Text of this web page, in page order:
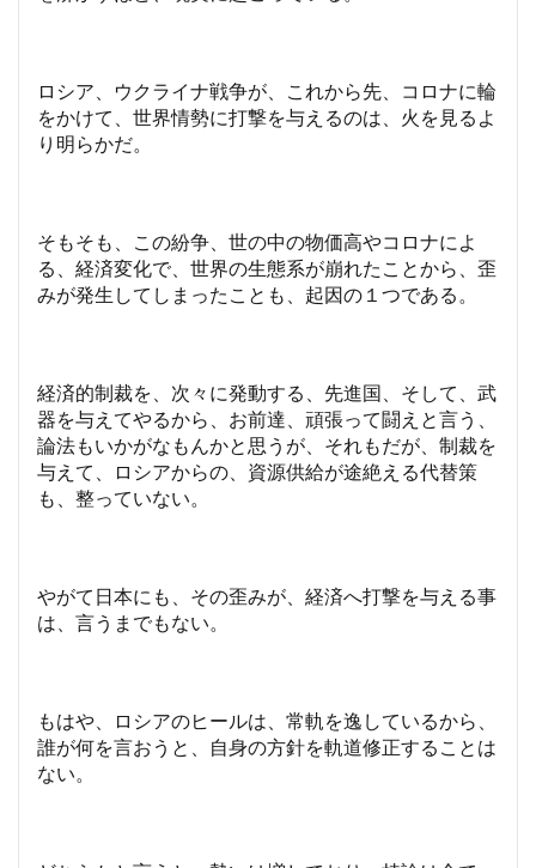
ロシア、ウクライナ戦争が、これから先、コロナに輪
をかけて、世界情勢に打撃を与えるのは、火を見るよ
り明らかだ。
そもそも、この紛争、世の中の物価高やコロナによ
る、経済変化で、世界の生態系が崩れたことから、歪
みが発生してしまったことも、起因の１つである。
経済的制裁を、次々に発動する、先進国、そして、武
器を与えてやるから、お前達、頑張って闘えと言う、
論法もいかがなもんかと思うが、それもだが、制裁を
与えて、ロシアからの、資源供給が途絶える代替策
も、整っていない。
やがて日本にも、その歪みが、経済へ打撃を与える事
は、言うまでもない。
もはや、ロシアのヒールは、常軌を逸しているから、
誰が何を言おうと、自身の方針を軌道修正することは
ない。